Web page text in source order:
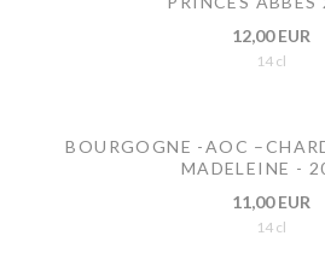
12,00 EUR
14 cl
BOURGOGNE -AOC
MADELEINE -
11,00 EUR
14 cl